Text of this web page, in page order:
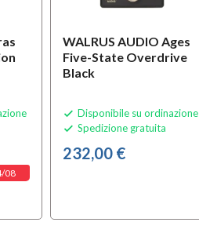
08
WALRUS AUDIO Ages
Five-State Overdrive
Black
 Disponibile su ordinazione
 Spedizione gratuita
232,00 €